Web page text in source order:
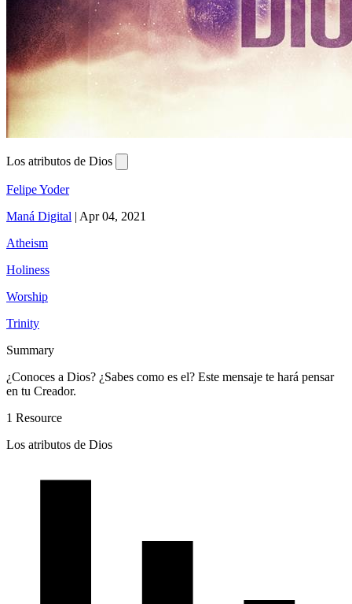
Los atributos de Dios
Felipe Yoder
Maná Digital | Apr 04, 2021
Atheism
Holiness
Worship
Trinity
Summary
¿Conoces a Dios? ¿Sabes como es el? Este mensaje te hará pensar
en tu Creador.
1 Resource
Los atributos de Dios